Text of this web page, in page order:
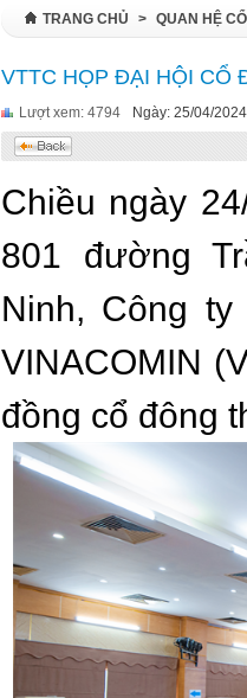
TRANG CHỦ > QUAN HỆ
VTTC HỌP ĐẠI HỘI CỔ
Lượt xem: 4794 Ngày: 25/04/2024
Chiều ngày
801 đường
Ninh, Công
VINACOMIN
đồng cổ đông